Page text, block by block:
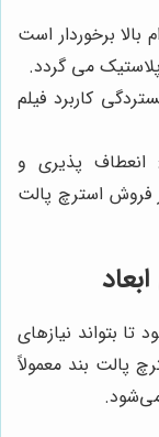
بالا برخوردار است
می گردد.
کاربرد فیلم
انعطاف پذیری و
فروش استرچ پالت
تا بتواند نیازهای
پالت بند معمولاً